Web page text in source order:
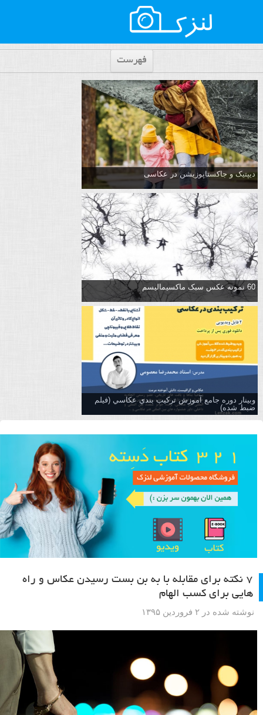
فهرست
دیپتیک و جاکستا‌پوزیشن در عکاسی
60 نمونه عکس سبک ماکسیمالیسم
وبینار دوره جامع آموزش تركيب بندي عكاسي (فیلم
ضبط شده)
۷ نکته برای مقابله با به بن بست رسیدن عکاس و راه
هایی برای کسب الهام
نوشته شده در ۲ فروردین ۱۳۹۵